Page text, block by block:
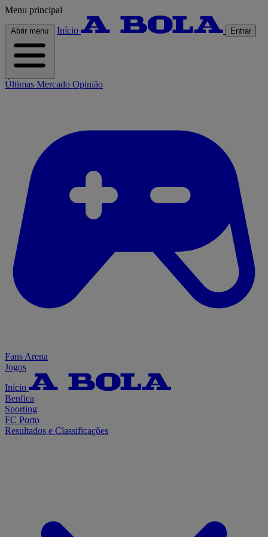
Menu principal
Abrir menu Início Entrar
Últimas Mercado Opinião
Fans Arena
Jogos
Início
Benfica
Sporting
FC Porto
Resultados e Classificações